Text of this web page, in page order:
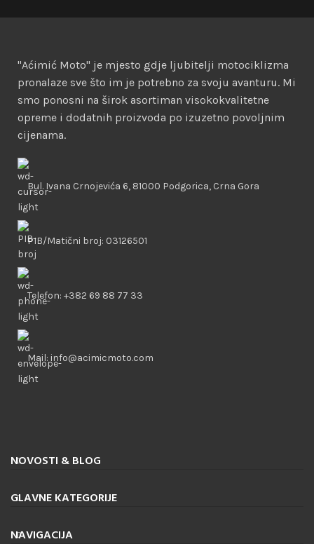
"Aćimić Moto" je mjesto gdje ljubitelji motociklizma
pronalaze sve što im je potrebno za svoju avanturu. Mi
smo ponosni na širok asortiman visokokvalitetne
opreme i dodatnih proizvoda po izuzetno povoljnim
cijenama.
Bul. Ivana Crnojevića 6, 81000 Podgorica, Crna Gora
PIB/Matični broj: 03126501
Telefon: +382 69 88 77 33
Mail: info@acimicmoto.com
NOVOSTI & BLOG
GLAVNE KATEGORIJE
NAVIGACIJA